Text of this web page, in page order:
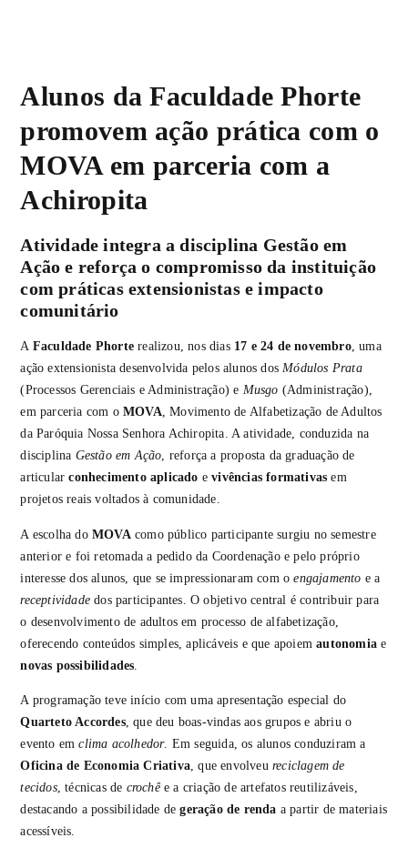
Alunos da Faculdade Phorte
promovem ação prática com o
MOVA em parceria com a
Achiropita
Atividade integra a disciplina Gestão em
Ação e reforça o compromisso da instituição
com práticas extensionistas e impacto
comunitário
A Faculdade Phorte realizou, nos dias 17 e 24 de novembro, uma
ação extensionista desenvolvida pelos alunos dosMódulos Prata
(Processos Gerenciais e Administração) e Musgo (Administração),
em parceria com oMOVA, Movimento de Alfabetização de Adultos
da Paróquia Nossa Senhora Achiropita. A atividade, conduzida na
disciplina Gestão em Ação, reforça a proposta da graduação de
articularconhecimento aplicado evivências formativas em
projetos reais voltados à comunidade.
A escolha doMOVA como público participante surgiu no semestre
anterior e foi retomada a pedido da Coordenação e pelo próprio
interesse dos alunos, que se impressionaram com oengajamento e a
receptividade dos participantes. O objetivo central é contribuir para
o desenvolvimento de adultos em processo de alfabetização,
oferecendo conteúdos simples, aplicáveis e que apoiemautonomia e
novas possibilidades
A programação teve início com uma apresentação especial do
Quarteto Accordes, que deu boas-vindas aos grupos e abriu o
evento emclima acolhedor. Em seguida, os alunos conduziram a
Oficina de Economia Criativa, que envolveureciclagem de
tecidos, técnicas de crochêe a criação de artefatos reutilizáveis,
destacando a possibilidade degeração de renda a partir de materiais
acessíveis.